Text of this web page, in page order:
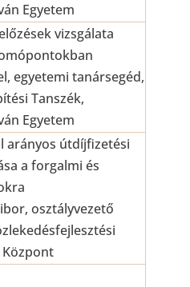
Egyetem
vizsgálata
egyetemi tanársegéd,
Tanszék,
Egyetem
arányos útdíjfizetési
a forgalmi és
osztályvezető